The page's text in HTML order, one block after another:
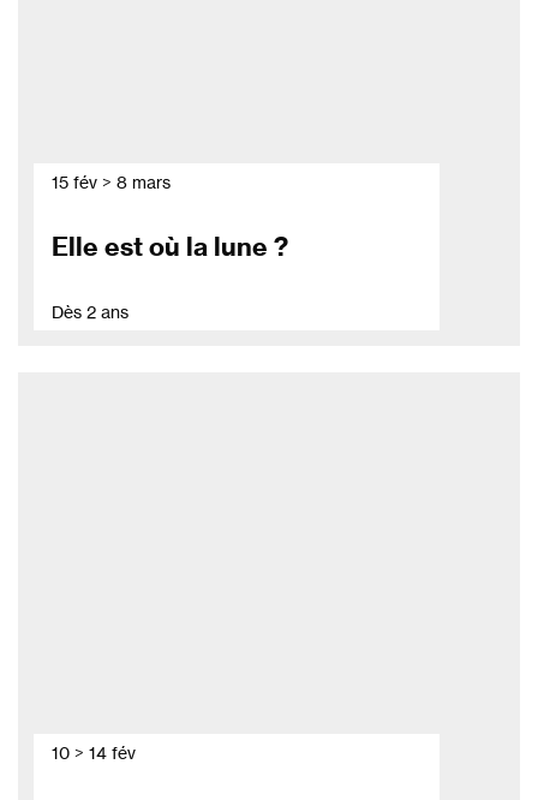
15 fév > 8 mars
Elle est où la lune ?
Dès 2 ans
10 > 14 fév